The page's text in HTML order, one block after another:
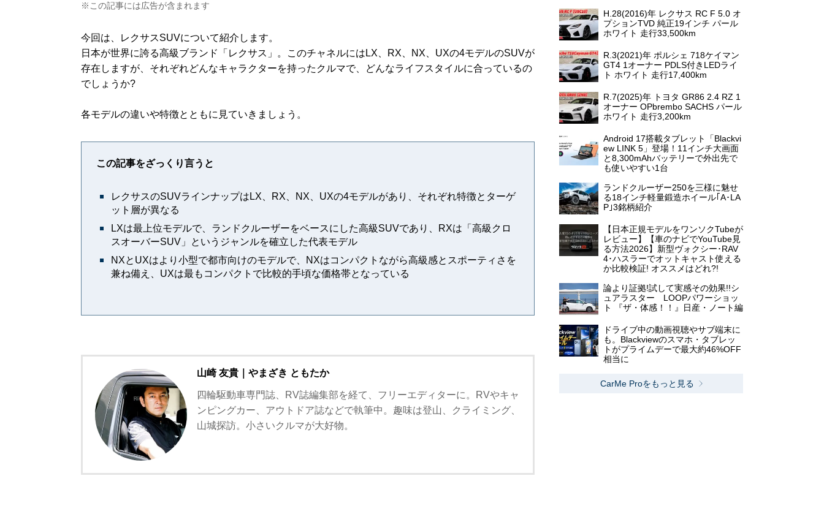
※この記事には広告が含まれます
今回は、レクサスSUVについて紹介します。
日本が世界に誇る高級ブランド「レクサス」。このチャネルにはLX、RX、NX、UXの4モデルのSUVが
存在しますが、それぞれどんなキャラクターを持ったクルマで、どんなライフスタイルに合っているの
でしょうか?
各モデルの違いや特徴とともに見ていきましょう。
この記事をざっくり言うと
レクサスのSUVラインナップはLX、RX、NX、UXの4モデルがあり、それぞれ特徴とターゲ
ット層が異なる
LXは最上位モデルで、ランドクルーザーをベースにした高級SUVであり、RXは「高級クロ
スオーバーSUV」というジャンルを確立した代表モデル
NXとUXはより小型で都市向けのモデルで、NXはコンパクトながら高級感とスポーティさを
兼ね備え、UXは最もコンパクトで比較的手頃な価格帯となっている
山崎 友貴｜やまざき ともたか
四輪駆動車専門誌、RV誌編集部を経て、フリーエディターに。RVやキャ
ンピングカー、アウトドア誌などで執筆中。趣味は登山、クライミング、
山城探訪。小さいクルマが大好物。
H.28(2016)年 レクサス RC F 5.0 オ
プションTVD 純正19インチ パール
ホワイト 走行33,500km
R.3(2021)年 ポルシェ 718ケイマン
GT4 1オーナー PDLS付きLEDライ
ト ホワイト 走行17,400km
R.7(2025)年 トヨタ GR86 2.4 RZ 1
オーナー OPbrembo SACHS パール
ホワイト 走行3,200km
Android 17搭載タブレット「Blackvi
ew LINK 5」登場！11インチ大画面
と8,300mAhバッテリーで外出先で
も使いやすい1台
ランドクルーザー250を三様に魅せ
る18インチ軽量鍛造ホイール｢A･LA
P｣3銘柄紹介
【日本正規モデルをワンソクTubeが
レビュー】【車のナビでYouTube見
る方法2026】新型ヴォクシー･RAV
4･ハスラーでオットキャスト使える
か比較検証! オススメはどれ?!
論より証拠!試して実感その効果!!シ
ュアラスター LOOPパワーショッ
ト 『ザ・体感！！』日産・ノート編
ドライブ中の動画視聴やサブ端末に
も。Blackviewのスマホ・タブレッ
トがプライムデーで最大約46%OFF
相当に
CarMe Proをもっと見る